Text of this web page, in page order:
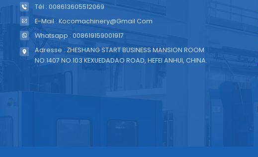
Tél : 008613605512069
E-Mail : Kocomachinery@gmail.com
Whatsapp : 008619159001917
Adresse : ZHESHANG START BUSINESS MANSION ROOM
NO.1407 NO.103 KEXUEDADAO ROAD, HEFEI ANHUI, CHINA.